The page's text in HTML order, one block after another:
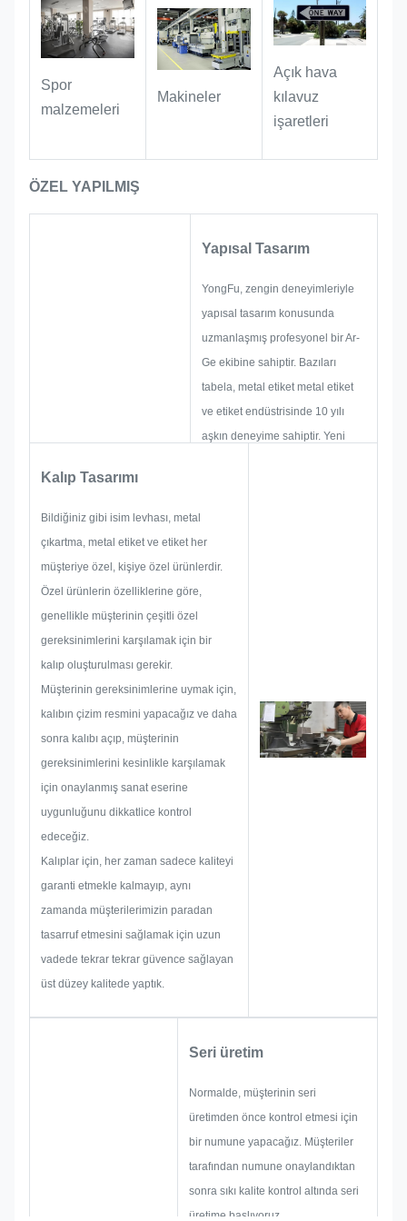
Çiçekçiler, kafeler, vintage butikler, el
yapımı el sanatları atölyeleri ve sanat
galerileri için uygundur. Marka
sloganlarını ve mağaza adlarını mini
giriş tabelası olarak kazıyın.
Spor
malzemeleri
Makineler
Açık hava
kılavuz
işaretleri
ÖZEL YAPILMIŞ
Yapısal Tasarım
YongFu, zengin deneyimleriyle
yapısal tasarım konusunda
uzmanlaşmış profesyonel bir Ar-
Ge ekibine sahiptir. Bazıları
tabela, metal etiket metal etiket
ve etiket endüstrisinde 10 yılı
aşkın deneyime sahiptir. Yeni
boyut sınırlaması, proses tekniği,
yüzey işlemi, kalite kontrol vb.
gibi oluşabilecek tüm sorun
Kalıp Tasarımı
Bildiğiniz gibi isim levhası, metal
çıkartma, metal etiket ve etiket her
müşteriye özel, kişiye özel ürünlerdir.
Özel ürünlerin özelliklerine göre,
genellikle müşterinin çeşitli özel
gereksinimlerini karşılamak için bir
kalıp oluşturulması gerekir.
Müşterinin gereksinimlerine uymak için,
kalıbın çizim resmini yapacağız ve daha
sonra kalıbı açıp, müşterinin
gereksinimlerini kesinlikle karşılamak
için onaylanmış sanat eserine
uygunluğunu dikkatlice kontrol
edeceğiz.
Kalıplar için, her zaman sadece kaliteyi
garanti etmekle kalmayıp, aynı
zamanda müşterilerimizin paradan
tasarruf etmesini sağlamak için uzun
vadede tekrar tekrar güvence sağlayan
üst düzey kalitede yaptık.
Seri üretim
Normalde, müşterinin seri
üretimden önce kontrol etmesi için
bir numune yapacağız. Müşteriler
tarafından numune onaylandıktan
sonra sıkı kalite kontrol altında seri
üretime başlıyoruz.